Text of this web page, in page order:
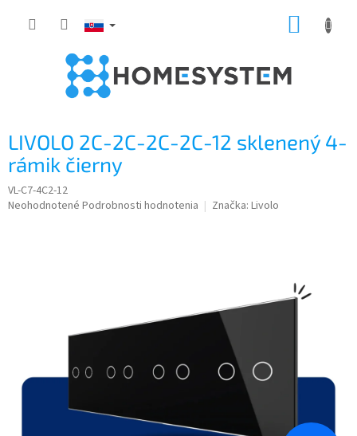
LIVOLO 2C-2C-2C-2C-12 sklenený 4-
rámik čierny
VL-C7-4C2-12
Priemerné
Neohodnotené Podrobnosti hodnotenia Značka: Livolo